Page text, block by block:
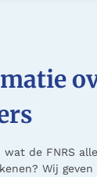
wat de FNRS
Wij